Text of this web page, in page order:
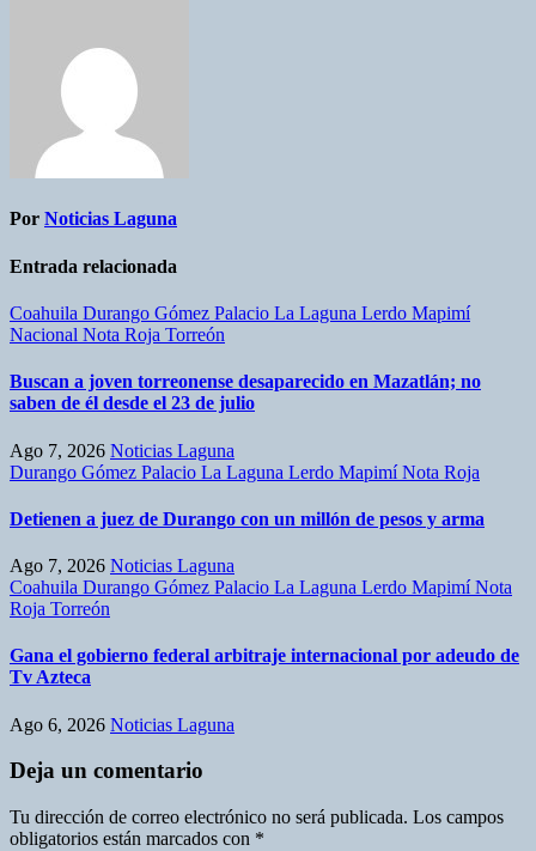
Por Noticias Laguna
Entrada relacionada
Coahuila Durango Gómez Palacio La Laguna Lerdo Mapimí
Nacional Nota Roja Torreón
Buscan a joven torreonense desaparecido en Mazatlán; no
saben de él desde el 23 de julio
Ago 7, 2026 Noticias Laguna
Durango Gómez Palacio La Laguna Lerdo MapimíNota Roja
Detienen a juez de Durango con un millón de pesos y arma
Ago 7, 2026 Noticias Laguna
Coahuila Durango Gómez Palacio La Laguna Lerdo MapimíNota
Roja Torreón
Gana el gobierno federal arbitraje internacional por adeudo de
Tv Azteca
Ago 6, 2026 Noticias Laguna
Deja un comentario
Tu dirección de correo electrónico no será publicada. Los campos
obligatorios están marcados con *